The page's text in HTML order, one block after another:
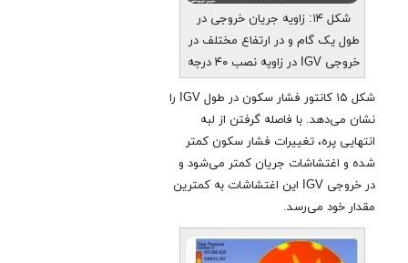
شکل ۱۴: زاویه جریان خروجی در
طول یک گام و در ارتفاع مختلف در
خروجی IGV در زاویه نصب ۴۰ درجه
شکل ۱۵ کانتور فشار سکون در طول IGV را
نشان می‌دهد. با فاصله گرفتن از لبه
انتهایی پره، تغییرات فشار سکون کمتر
شده و اغتشاشات جریان کمتر می‌شود و
در خروجی IGV این اغتشاشات به کمترین
مقدار خود می‌رسد.